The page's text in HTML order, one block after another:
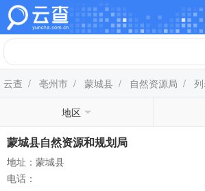
云查 / 亳州市 / 蒙城县 / 自然资源局 / 列
地区
蒙城县自然资源和规划局
地址：蒙城县
电话：